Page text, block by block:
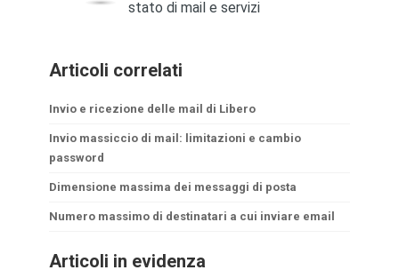
Articoli correlati
Invio e ricezione delle mail di Libero
Invio massiccio di mail: limitazioni e cambio
password
Dimensione massima dei messaggi di posta
Numero massimo di destinatari a cui inviare email
Articoli in evidenza